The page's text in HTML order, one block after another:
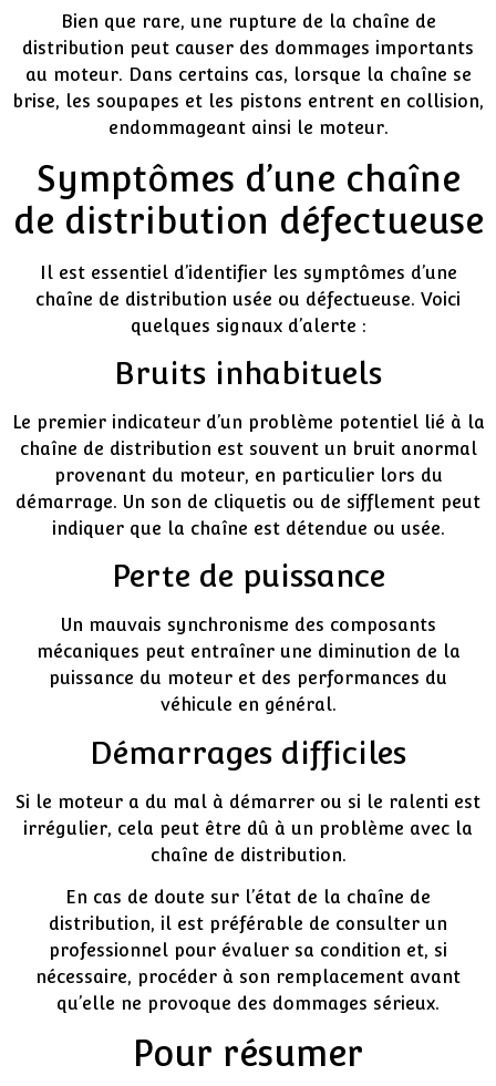
Bien que rare, une rupture de la chaîne de
distribution peut causer des dommages importants
au moteur. Dans certains cas, lorsque la chaîne se
brise, les soupapes et les pistons entrent en collision,
endommageant ainsi le moteur.
Symptômes d’une chaîne
de distribution défectueuse
Il est essentiel d’identifier les symptômes d’une
chaîne de distribution usée ou défectueuse. Voici
quelques signaux d’alerte :
Bruits inhabituels
Le premier indicateur d’un problème potentiel lié à la
chaîne de distribution est souvent un bruit anormal
provenant du moteur, en particulier lors du
démarrage. Un son de cliquetis ou de sifflement peut
indiquer que la chaîne est détendue ou usée.
Perte de puissance
Un mauvais synchronisme des composants
mécaniques peut entraîner une diminution de la
puissance du moteur et des performances du
véhicule en général.
Démarrages difficiles
Si le moteur a du mal à démarrer ou si le ralenti est
irrégulier, cela peut être dû à un problème avec la
chaîne de distribution.
En cas de doute sur l’état de la chaîne de
distribution, il est préférable de consulter un
professionnel pour évaluer sa condition et, si
nécessaire, procéder à son remplacement avant
qu’elle ne provoque des dommages sérieux.
Pour résumer